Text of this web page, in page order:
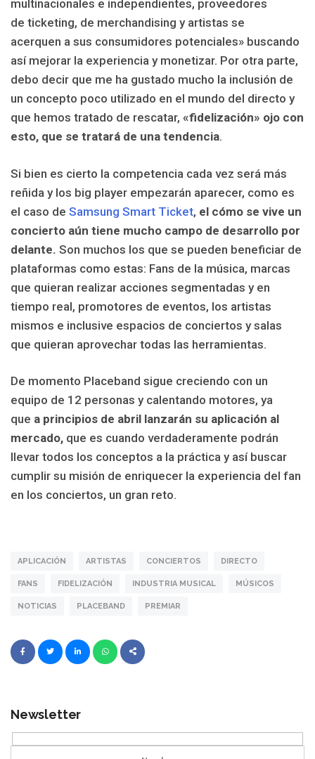
multinacionales e independientes, proveedores
de ticketing, de merchandising y artistas se
acerquen a sus consumidores potenciales» buscando
así mejorar la experiencia y monetizar. Por otra parte,
debo decir que me ha gustado mucho la inclusión de
un concepto poco utilizado en el mundo del directo y
que hemos tratado de rescatar, «fidelización» ojo con
esto, que se tratará de una tendencia.
Si bien es cierto la competencia cada vez será más
reñida y los big player empezarán aparecer, como es
el caso de Samsung Smart Ticket, el cómo se vive un
concierto aún tiene mucho campo de desarrollo por
delante. Son muchos los que se pueden beneficiar de
plataformas como estas: Fans de la música, marcas
que quieran realizar acciones segmentadas y en
tiempo real, promotores de eventos, los artistas
mismos e inclusive espacios de conciertos y salas
que quieran aprovechar todas las herramientas.
De momento Placeband sigue creciendo con un
equipo de 12 personas y calentando motores, ya
que a principios de abril lanzarán su aplicación al
mercado, que es cuando verdaderamente podrán
llevar todos los conceptos a la práctica y así buscar
cumplir su misión de enriquecer la experiencia del fan
en los conciertos, un gran reto.
APLICACIÓN ARTISTAS CONCIERTOS DIRECTO
FANS FIDELIZACIÓN INDUSTRIA MUSICAL MÚSICOS
NOTICIAS PLACEBAND PREMIAR
Newsletter